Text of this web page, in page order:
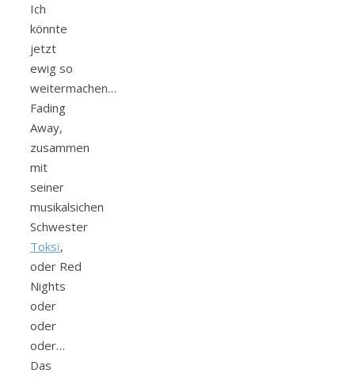
Ich
könnte
jetzt
ewig so
weitermachen…
Fading
Away,
zusammen
mit
seiner
musikalsichen
Schwester
Toksï,
oder Red
Nights
oder
oder
oder…
Das